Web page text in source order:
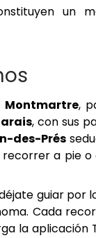
un
Montmartre,
, con sus
des-Prés
a pie
guiar por
Cada
la aplicación